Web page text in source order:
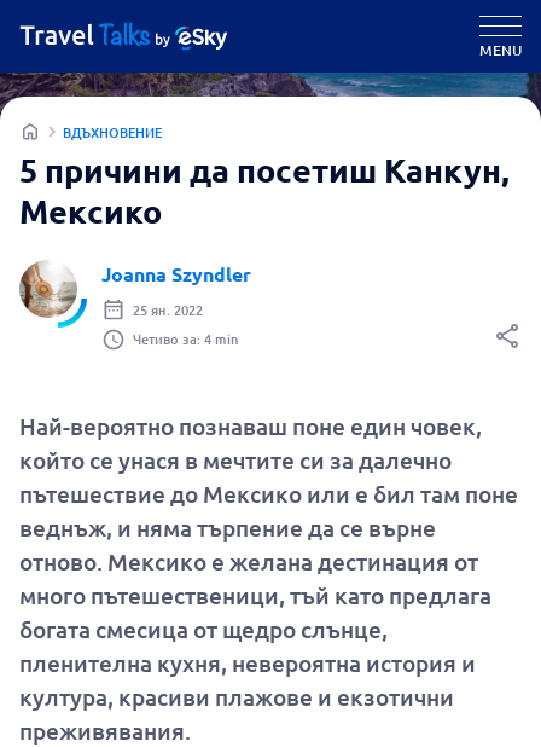
MENU
ВДЪХНОВЕНИЕ
5 причини да посетиш Канкун,
Мексико
Joanna Szyndler
25 ян. 2022
Четиво за: 4 min
Най-вероятно познаваш поне един човек,
който се унася в мечтите си за далечно
пътешествие до Мексико или е бил там поне
веднъж, и няма търпение да се върне
отново. Мексико е желана дестинация от
много пътешественици, тъй като предлага
богата смесица от щедро слънце,
пленителна кухня, невероятна история и
култура, красиви плажове и екзотични
преживявания.